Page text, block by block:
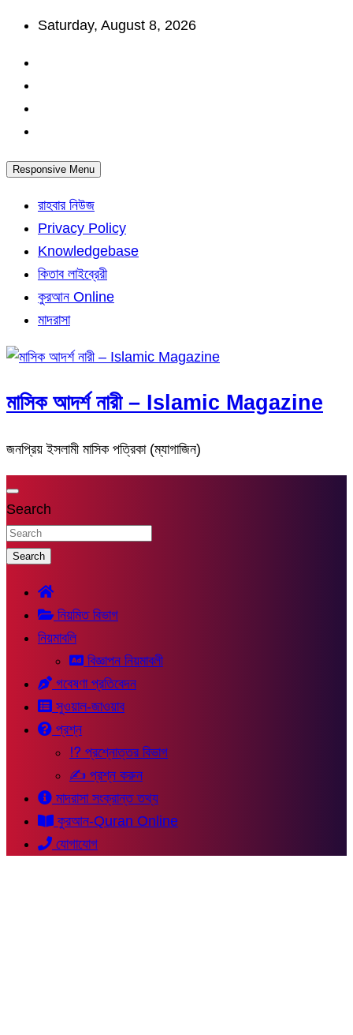
Skip
content
Saturday, August 8, 2026
Responsive Menu
রাহবার নিউজ
Privacy Policy
Knowledgebase
কিতাব লাইব্রেরী
কুরআন Online
মাদরাসা
মাসিক আদর্শ নারী – Islamic Magazine
জনপ্রিয় ইসলামী মাসিক পত্রিকা (ম্যাগাজিন)
Search
Search
নিয়মিত বিভাগ
নিয়মাবলি
বিজ্ঞাপন নিয়মাবলী
গবেষণা প্রতিবেদন
সুওয়াল-জাওয়াব
প্রশ্ন
⁉ প্রশ্নোত্তর বিভাগ
✍ প্রশ্ন করুন
মাদরাসা সংক্রান্ত তথ্য
কুরআন-Quran Online
যোগাযোগ